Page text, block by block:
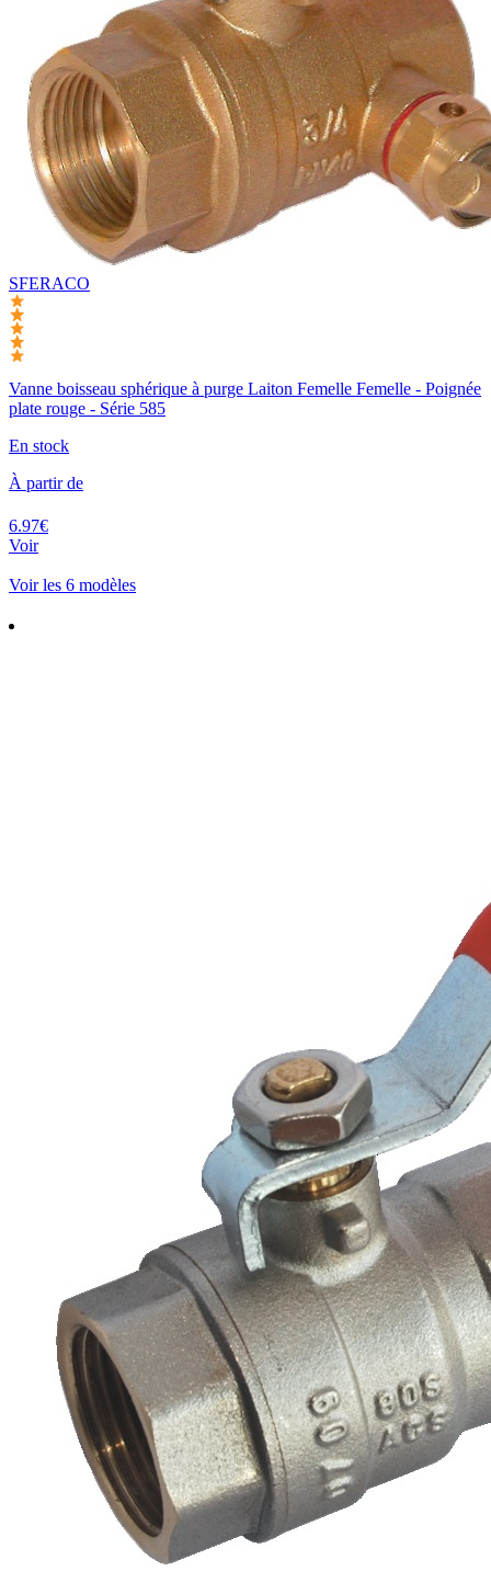
SFERACO
Vanne boisseau sphérique à purge Laiton Femelle Femelle - Poignée
plate rouge - Série 585
En stock
À partir de
6.97€
Voir
Voir les 6 modèles